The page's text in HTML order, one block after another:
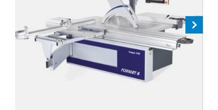
Next